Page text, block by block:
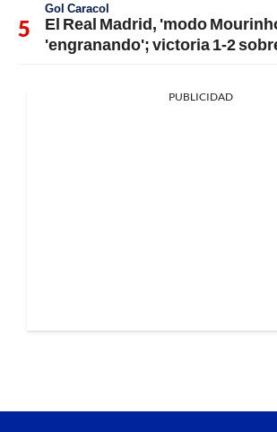
Gol Caracol
El Real Madrid, 'modo
'engranando'; victoria 1-2
PUBLICIDAD